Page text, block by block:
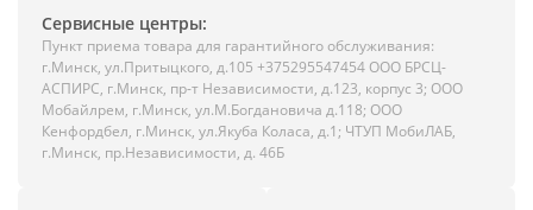
Сервисные центры:
Пункт приема товара для гарантийного обслуживания:
г.Минск, ул.Притыцкого, д.105 +375295547454 ООО БРСЦ-
АСПИРС, г.Минск, пр-т Независимости, д.123, корпус 3; ООО
Мобайлрем, г.Минск, ул.М.Богдановича д.118; ООО
Кенфордбел, г.Минск, ул.Якуба Коласа, д.1; ЧТУП МобиЛАБ,
г.Минск, пр.Независимости, д. 46Б